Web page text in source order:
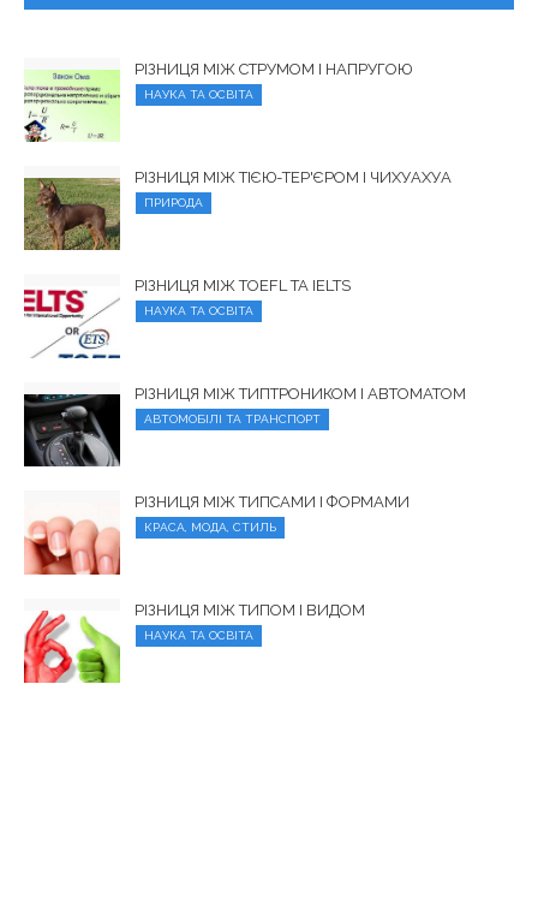
РІЗНИЦЯ МІЖ СТРУМОМ І НАПРУГОЮ
НАУКА ТА ОСВІТА
РІЗНИЦЯ МІЖ ТІЄЮ-ТЕР'ЄРОМ І ЧИХУАХУА
ПРИРОДА
РІЗНИЦЯ МІЖ TOEFL ТА IELTS
НАУКА ТА ОСВІТА
РІЗНИЦЯ МІЖ ТИПТРОНИКОМ І АВТОМАТОМ
АВТОМОБІЛІ ТА ТРАНСПОРТ
РІЗНИЦЯ МІЖ ТИПСАМИ І ФОРМАМИ
КРАСА, МОДА, СТИЛЬ
РІЗНИЦЯ МІЖ ТИПОМ І ВИДОМ
НАУКА ТА ОСВІТА